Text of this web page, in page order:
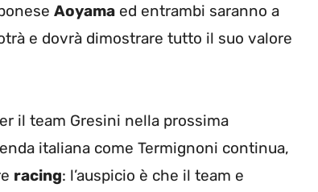
Aoyama ed entrambi saranno a
e dovrà dimostrare tutto il suo valore
il team Gresini nella prossima
italiana come Termignoni continua,
racing: l’auspicio è che il team e